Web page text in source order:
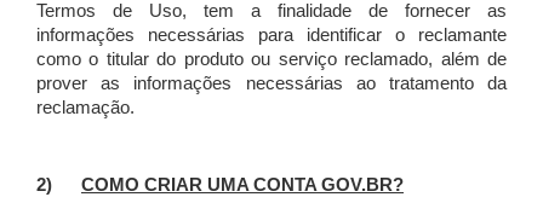
Termos de Uso, tem a finalidade de fornecer as
informações necessárias para identificar o reclamante
como o titular do produto ou serviço reclamado, além de
prover as informações necessárias ao tratamento da
reclamação.
2) COMO CRIAR UMA CONTA GOV.BR?